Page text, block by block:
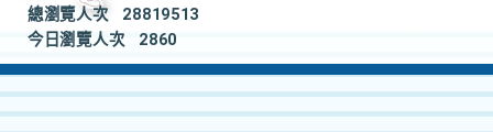
總瀏覽人次
28819513
今日瀏覽人次
2860